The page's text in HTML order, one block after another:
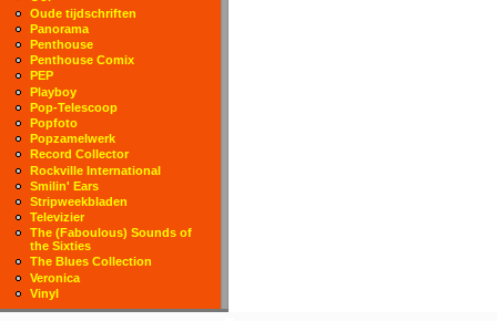
Oude tijdschriften
Panorama
Penthouse
Penthouse Comix
PEP
Playboy
Pop-Telescoop
Popfoto
Popzamelwerk
Record Collector
Rockville International
Smilin' Ears
Stripweekbladen
Televizier
The (Faboulous) Sounds of
the Sixties
The Blues Collection
Veronica
Vinyl